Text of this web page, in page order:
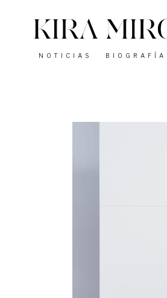
contenido
NOTICIAS BIOGRAFÍA